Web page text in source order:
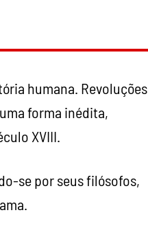
humana. Revoluções
forma inédita,
XVIII.
se por seus filósofos,